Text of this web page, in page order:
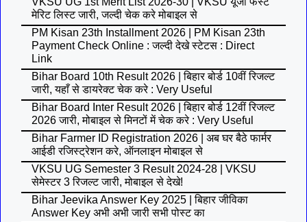
मेरिट लिस्ट जारी, जल्दी चेक करे मोबाइल से
PM Kisan 23th Installment 2026 | PM Kisan 23th
Payment Check Online : जल्दी देखे स्टेटस : Direct
Link
Bihar Board 10th Result 2026 | बिहार बोर्ड 10वीं रिजल्ट
जारी, यहाँ से डायरेक्ट चेक करे : Very Useful
Bihar Board Inter Result 2026 | बिहार बोर्ड 12वीं रिजल्ट
2026 जारी, मोबाइल से मिनटों में चेक करे : Very Useful
Bihar Farmer ID Registration 2026 | अब घर बैठे फार्मर
आईडी रजिस्ट्रेशन करे, ऑनलाइन मोबाइल से
VKSU UG Semester 3 Result 2024-28 | VKSU
सेमेस्टर 3 रिजल्ट जारी, मोबाइल से देखे!
Bihar Jeevika Answer Key 2025 | बिहार जीविका
Answer Key अभी अभी जारी सभी पोस्ट का